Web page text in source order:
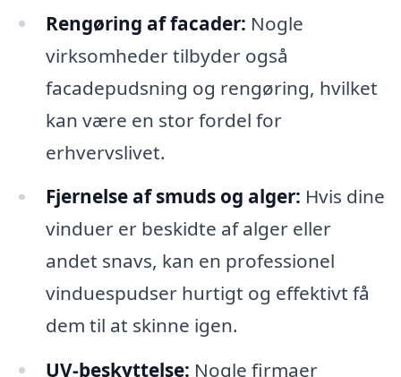
Rengøring af facader: Nogle
virksomheder tilbyder også
facadepudsning og rengøring, hvilket
kan være en stor fordel for
erhvervslivet.
Fjernelse af smuds og alger: Hvis dine
vinduer er beskidte af alger eller
andet snavs, kan en professionel
vinduespudser hurtigt og effektivt få
dem til at skinne igen.
UV-beskyttelse: Nogle firmaer